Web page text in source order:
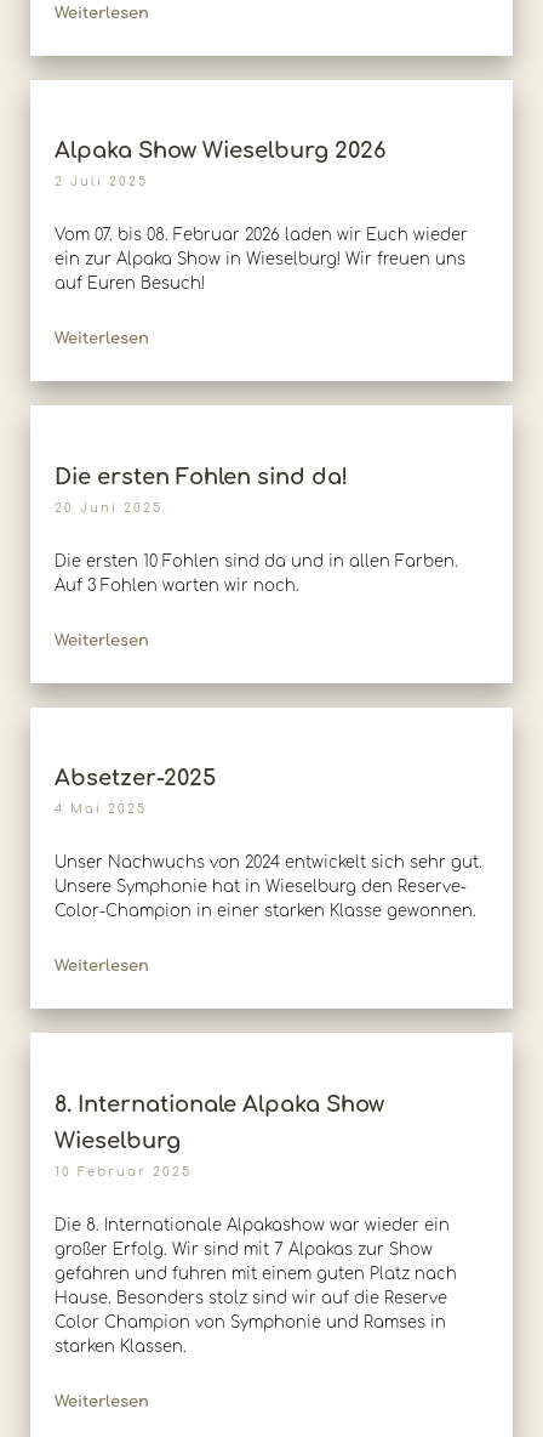
Weiterlesen
Alpaka Show Wieselburg 2026
2 Juli 2025
Vom 07. bis 08. Februar 2026 laden wir Euch wieder
ein zur Alpaka Show in Wieselburg! Wir freuen uns
auf Euren Besuch!
Weiterlesen
Die ersten Fohlen sind da!
20 Juni 2025
Die ersten 10 Fohlen sind da und in allen Farben.
Auf 3 Fohlen warten wir noch.
Weiterlesen
Absetzer-2025
4 Mai 2025
Unser Nachwuchs von 2024 entwickelt sich sehr gut.
Unsere Symphonie hat in Wieselburg den Reserve-
Color-Champion in einer starken Klasse gewonnen.
Weiterlesen
8. Internationale Alpaka Show
Wieselburg
10 Februar 2025
Die 8. Internationale Alpakashow war wieder ein
großer Erfolg. Wir sind mit 7 Alpakas zur Show
gefahren und fuhren mit einem guten Platz nach
Hause. Besonders stolz sind wir auf die Reserve
Color Champion von Symphonie und Ramses in
starken Klassen.
Weiterlesen